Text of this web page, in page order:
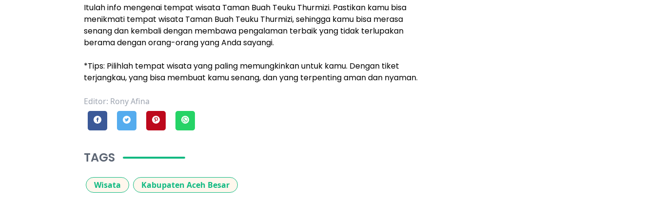
Itulah info mengenai tempat wisata Taman Buah Teuku Thurmizi. Pastikan kamu bisa
menikmati tempat wisata Taman Buah Teuku Thurmizi, sehingga kamu bisa merasa
senang dan kembali dengan membawa pengalaman terbaik yang tidak terlupakan
berama dengan orang-orang yang Anda sayangi.
*Tips: Pilihlah tempat wisata yang paling memungkinkan untuk kamu. Dengan tiket
terjangkau, yang bisa membuat kamu senang, dan yang terpenting aman dan nyaman.
Editor: Rony Afina
TAGS
Wisata Kabupaten Aceh Besar